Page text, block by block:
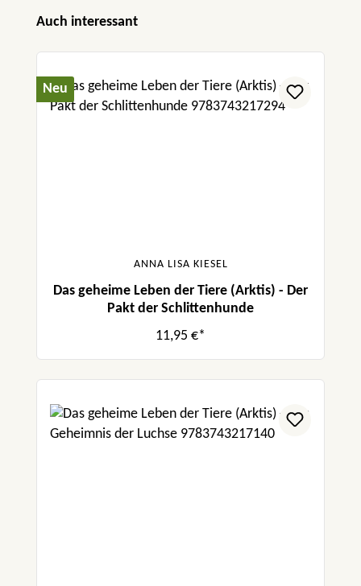
Produktgalerie überspringen
Auch interessant
Neu
ANNA LISA KIESEL
Das geheime Leben der Tiere (Arktis) - Der
Pakt der Schlittenhunde
11,95 €*